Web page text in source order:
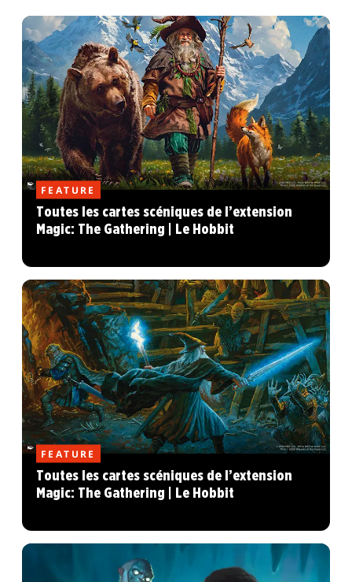
FEATURE
Toutes les cartes scéniques de l’extension
Magic: The Gathering | Le Hobbit
FEATURE
Toutes les cartes scéniques de l’extension
Magic: The Gathering | Le Hobbit